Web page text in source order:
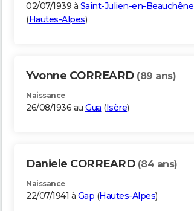
02/07/1939 à Saint-Julien-en-Beauchêne
(Hautes-Alpes)
Yvonne CORREARD (89 ans)
Naissance
26/08/1936 au Gua (Isère)
Daniele CORREARD (84 ans)
Naissance
22/07/1941 à Gap (Hautes-Alpes)